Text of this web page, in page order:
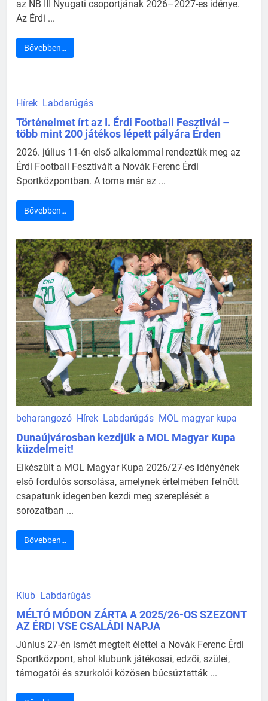
az NB III Nyugati csoportjának 2026–2027-es idénye.
Az Érdi ...
Bővebben…
Hírek Labdarúgás
Történelmet írt az I. Érdi Football Fesztivál –
több mint 200 játékos lépett pályára Érden
2026. július 11-én első alkalommal rendeztük meg az
Érdi Football Fesztivált a Novák Ferenc Érdi
Sportközpontban. A torna már az ...
Bővebben…
beharangozó Hírek Labdarúgás MOL magyar kupa
Dunaújvárosban kezdjük a MOL Magyar Kupa
küzdelmeit!
Elkészült a MOL Magyar Kupa 2026/27-es idényének
első fordulós sorsolása, amelynek értelmében felnőtt
csapatunk idegenben kezdi meg szereplését a
sorozatban ...
Bővebben…
Klub Labdarúgás
MÉLTÓ MÓDON ZÁRTA A 2025/26-OS SZEZONT
AZ ÉRDI VSE CSALÁDI NAPJA
Június 27-én ismét megtelt élettel a Novák Ferenc Érdi
Sportközpont, ahol klubunk játékosai, edzői, szülei,
támogatói és szurkolói közösen búcsúztatták ...